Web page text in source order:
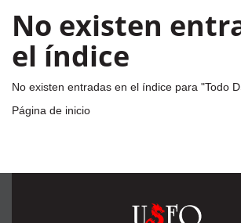
No existen
el índice
No existen entradas en el índice para "Todo
Página de inicio